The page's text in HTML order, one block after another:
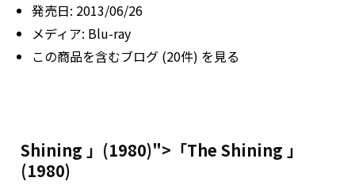
発売日: 2013/06/26
メディア: Blu-ray
この商品を含むブログ (20件) を見る
Shining 」(1980)">「The Shining 」
(1980)